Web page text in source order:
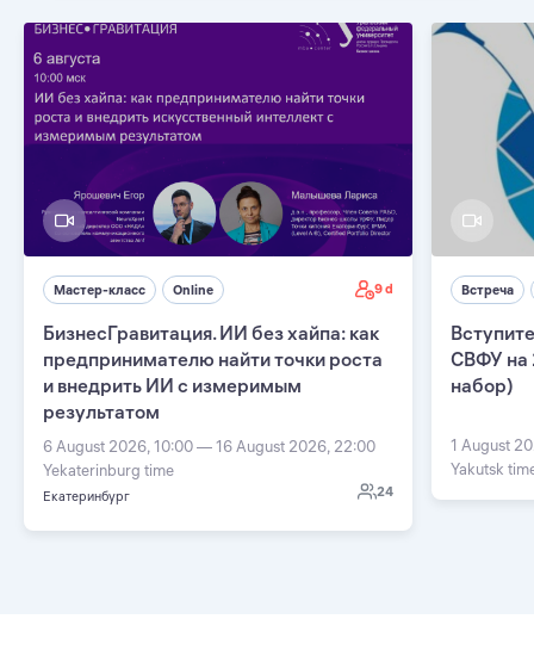
Мастер-класс Online 9 d
БизнесГравитация. ИИ без хайпа: как
предпринимателю найти точки роста
и внедрить ИИ с измеримым
результатом
6 August 2026, 10:00 — 16 August 2026, 22:00
Yekaterinburg time
Екатеринбург 24
Встреча
СВФУ на
набор)
1 August
Yakutsk